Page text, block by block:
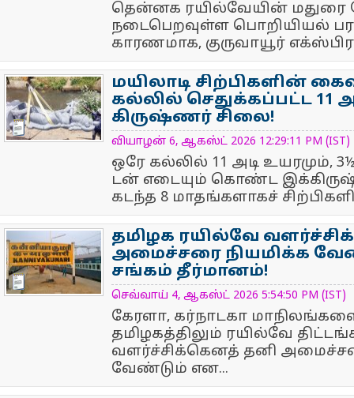
தென்னக ரயில்வேயின் மதுரை
நடைபெறவுள்ள பொறியியல்
காரணமாக, குருவாயூர்
NewsIcon
மயிலாடி சிற்பிகளின்
கல்லில் செதுக்கப்பட்ட 11
கிருஷ்ணர் சிலை!
வியாழன் 6, ஆகஸ்ட் 2026 12:29:11 PM (IST)
ஒரே கல்லில் 11 அடி உயரமும்,
டன் எடையும் கொண்ட
கடந்த 8 மாதங்களாகச்
NewsIcon
தமிழக ரயில்வே
அமைச்சரை நியமிக்க
சங்கம் தீர்மானம்!
செவ்வாய் 4, ஆகஸ்ட் 2026 5:54:50 PM (IST)
கேரளா, கர்நாடகா
தமிழகத்திலும் ரயில்வே
வளர்ச்சிக்கெனத் தனி
வேண்டும் என...